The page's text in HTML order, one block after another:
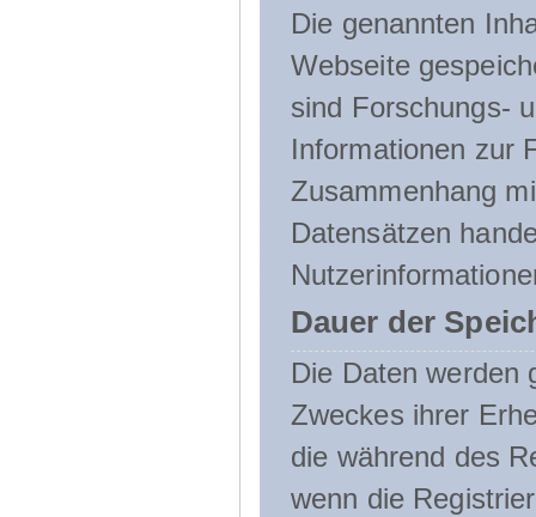
Die genannten
Webseite
sind Forschungs-
Informationen zur
Zusammenhang
Datensätzen
Dauer der
Die Daten werden
Zweckes ihrer
die während des
wenn die